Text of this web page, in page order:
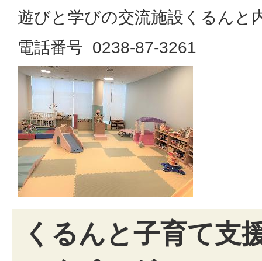
遊びと学びの交流施設くるんと
電話番号 0238-87-3261
くるんと子育て支